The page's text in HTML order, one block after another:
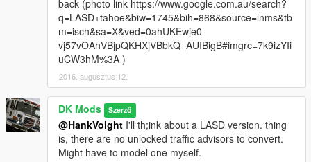
back (photo link https://www.google.com.au/search?
q=LASD+tahoe&biw=1745&bih=868&source=lnms&tb
m=isch&sa=X&ved=0ahUKEwje0-
vj57vOAhVBjpQKHXjVBbkQ_AUIBigB#imgrc=7k9izYIi
uCW3hM%3A )
2016. augusztus 12.
DK Mods Szerző
@HankVoight I'll th;ink about a LASD version. thing
is, there are no unlocked traffic advisors to convert.
Might have to model one myself.